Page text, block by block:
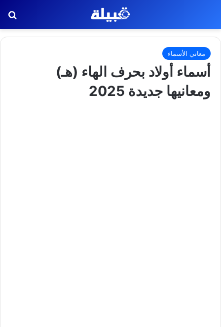
معاني الأسماء
أسماء أولاد بحرف الهاء (هـ)
ومعانيها جديدة 2025